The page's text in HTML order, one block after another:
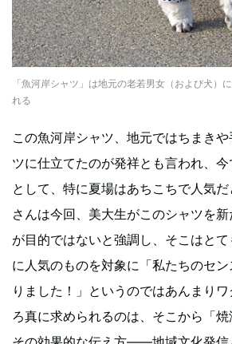
「魚河岸シャツ」は地元の老若男女（および犬）
れる
この魚河岸シャツ、地元ではちまき
ツに仕立てたのが発祥とも言われ、
として、特に夏場はあちこちで人気だ
さんは今回、美大生がこのシャツを
が目的ではないと強調し、そこはと
に人気のものを対象に「私たちのセ
りました！」というのではあんまり
ろ真に求められるのは、そこから「焼